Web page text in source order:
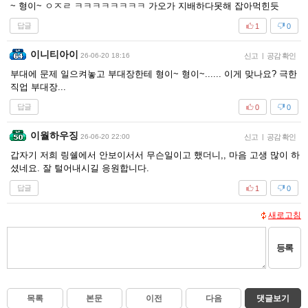
~ 형이~ ㅇㅈㄹ ㅋㅋㅋㅋㅋㅋㅋㅋ 가오가 지배하다못해 잡아먹힌듯
답글 0
1
이니티아이 26-06-20 18:16 신고 | 공감 확인
부대에 문제 일으켜놓고 부대장한테 형이~ 형이~...... 이게 맞나요? 극한
직업 부대장...
답글 0
0
이월하우징 26-06-20 22:00 신고 | 공감 확인
갑자기 저희 링쉘에서 안보이서서 무슨일이고 했더니,, 마음 고생 많이 하
셨네요. 잘 털어내시길 응원합니다.
답글 0
1
새로고침
등록
목록 본문 이전 다음 댓글보기